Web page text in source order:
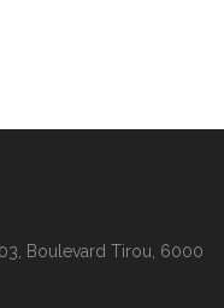
Boulevard Tirou, 6000